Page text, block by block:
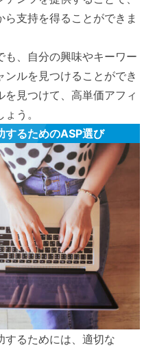
支持を得ることができま
も、自分の興味やキーワー
ンルを見つけることができ
を見つけて、高単価アフィ
う。
するためのASP選び
するためには、適切な